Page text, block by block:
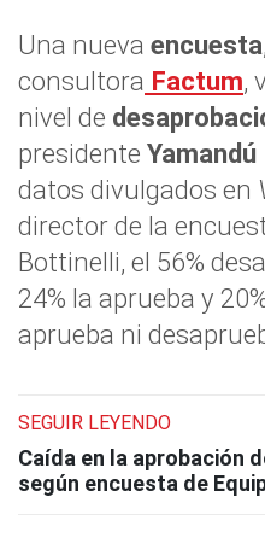
Una nueva encuesta
consultora Factum,
nivel de
presidente Yamandú
datos divulgados en
director de la
Bottinelli, el 56%
24% la aprueba y
aprueba ni
SEGUIR LEYENDO
Caída en la aprobación
según encuesta de